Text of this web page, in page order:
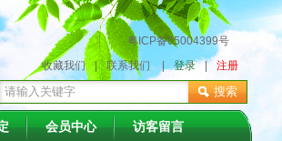
粤ICP备05004399号
收藏我们
| 联系我们 | 登录 | 注册
搜索
会员中心 访客留言